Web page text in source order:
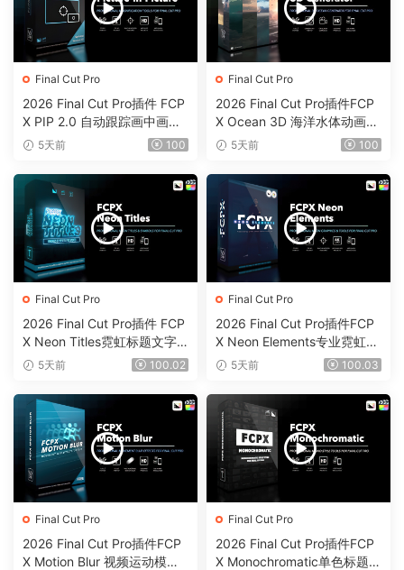
Final Cut Pro
2026 Final Cut Pro插件 FCP
X PIP 2.0 自动跟踪画中画工
具0203
5天前 100
Final Cut Pro
2026 Final Cut Pro插件FCP
X Ocean 3D 海洋水体动画反
射颜色工具0202
5天前 100
Final Cut Pro
2026 Final Cut Pro插件 FCP
X Neon Titles霓虹标题文字
元素效果0201
5天前 100.02
Final Cut Pro
2026 Final Cut Pro插件FCP
X Neon Elements专业霓虹元
素效果工具0200
5天前 100.03
Final Cut Pro
2026 Final Cut Pro插件FCP
X Motion Blur 视频运动模糊
Final Cut Pro
2026 Final Cut Pro插件FCP
X Monochromatic单色标题背